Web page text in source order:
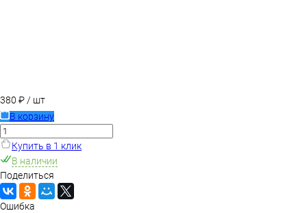
380 ₽/ шт
В корзину
Купить в 1 клик
В наличии
Поделиться
Ошибка